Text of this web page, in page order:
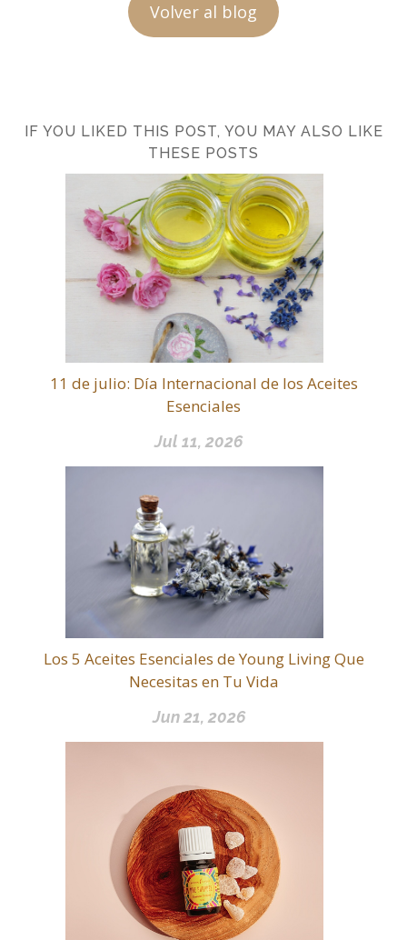
Volver al blog
IF YOU LIKED THIS POST, YOU MAY ALSO LIKE
THESE POSTS
11 de julio: Día Internacional de los Aceites
Esenciales
Jul 11, 2026
Los 5 Aceites Esenciales de Young Living Que
Necesitas en Tu Vida
Jun 21, 2026